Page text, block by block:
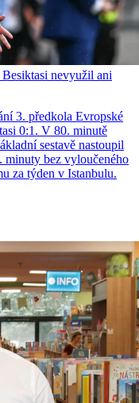
nevyužil ani
3. předkola Evropské
0:1. V 80. minutě
sestavě nastoupil
bez vyloučeného
za týden v Istanbulu.